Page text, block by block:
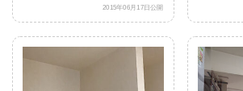
2015年06月17日公開